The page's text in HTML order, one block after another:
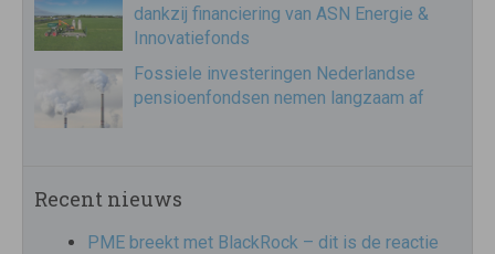
dankzij financiering van ASN Energie &
Innovatiefonds
Fossiele investeringen Nederlandse
pensioenfondsen nemen langzaam af
Recent nieuws
PME breekt met BlackRock – dit is de reactie